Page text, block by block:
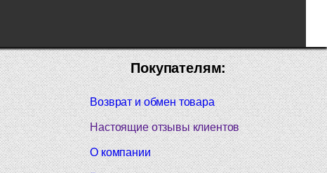
Покупателям:
Возврат и обмен товара
Настоящие отзывы клиентов
О компании